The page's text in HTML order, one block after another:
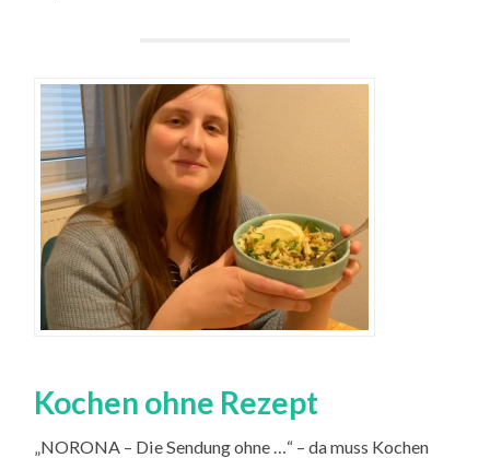
Kochen ohne Rezept
„NORONA – Die Sendung ohne …“ – da muss Kochen